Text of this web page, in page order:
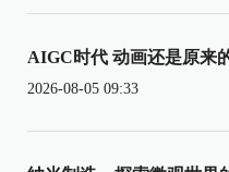
AIGC时代 动画还是原来
2026-08-05 09:33